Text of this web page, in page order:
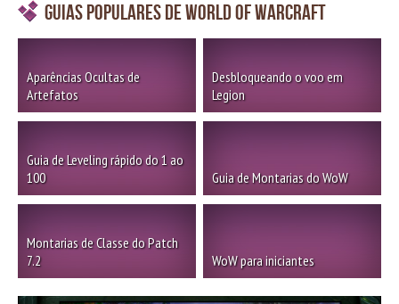
Guias Populares de World of Warcraft
Aparências Ocultas de
Artefatos
Desbloqueando o voo em
Legion
Guia de Leveling rápido do 1 ao
100
Guia de Montarias do WoW
Montarias de Classe do Patch
7.2
WoW para iniciantes